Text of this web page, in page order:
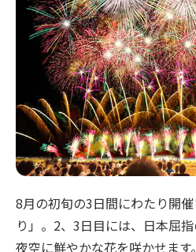
8月の初旬の3日間にわたり開
り」。2、3日目には、日本屈
夜空に鮮やかな花を咲かせま